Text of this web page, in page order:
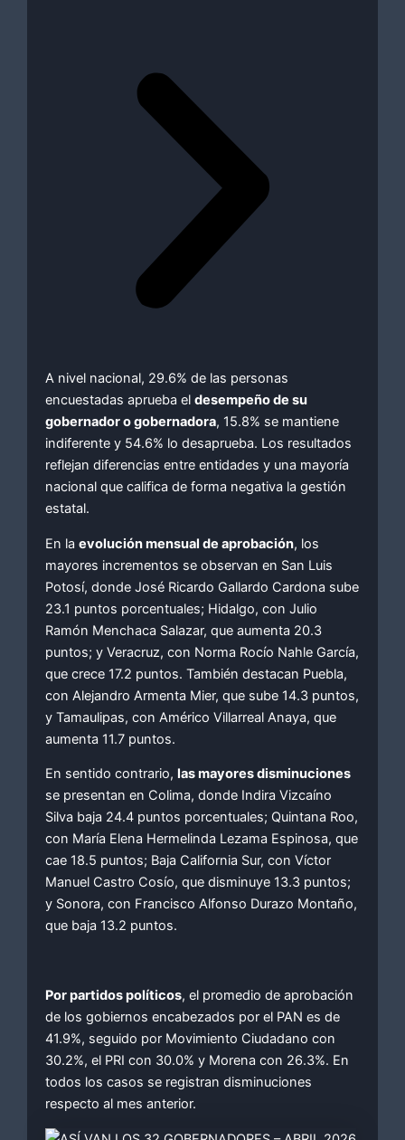
A nivel nacional, 29.6% de las personas
encuestadas aprueba eldesempeño de su
gobernador o gobernadora, 15.8% se mantiene
indiferente y 54.6% lo desaprueba. Los resultados
reflejan diferencias entre entidades y una mayoría
nacional que califica de forma negativa la gestión
estatal.
En laevolución mensual de aprobación, los
mayores incrementos se observan en San Luis
Potosí, donde José Ricardo Gallardo Cardona sube
23.1 puntos porcentuales; Hidalgo, con Julio
Ramón Menchaca Salazar, que aumenta 20.3
puntos; y Veracruz, con Norma Rocío Nahle García,
que crece 17.2 puntos. También destacan Puebla,
con Alejandro Armenta Mier, que sube 14.3 puntos,
y Tamaulipas, con Américo Villarreal Anaya, que
aumenta 11.7 puntos.
En sentido contrario,las mayores disminuciones
se presentan en Colima, donde Indira Vizcaíno
Silva baja 24.4 puntos porcentuales; Quintana Roo,
con María Elena Hermelinda Lezama Espinosa, que
cae 18.5 puntos; Baja California Sur, con Víctor
Manuel Castro Cosío, que disminuye 13.3 puntos;
y Sonora, con Francisco Alfonso Durazo Montaño,
que baja 13.2 puntos.
Por partidos políticos, el promedio de aprobación
de los gobiernos encabezados por el PAN es de
41.9%, seguido por Movimiento Ciudadano con
30.2%, el PRI con 30.0% y Morena con 26.3%. En
todos los casos se registran disminuciones
respecto al mes anterior.